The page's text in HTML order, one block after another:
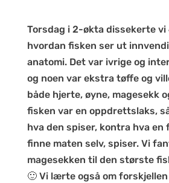
Torsdag i 2-økta dissekerte
hvordan fisken ser ut
anatomi. Det var ivrige og
og noen var ekstra tøffe og
både hjerte, øyne, magesekk
fisken var en oppdrettslaks,
hva den spiser, kontra hva en
finne maten selv, spiser. Vi
magesekken til den største
🙂 Vi lærte også om